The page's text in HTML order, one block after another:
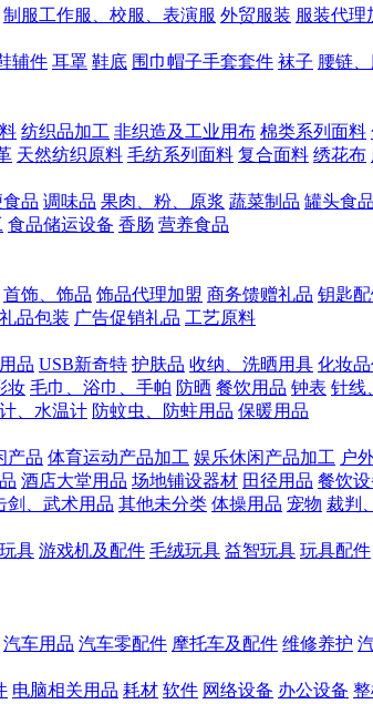
制服工作服、校服、表演服 外贸服装 服装代理
辅件 耳罩 鞋底 围巾帽子手套套件 袜子 腰链
纺织品加工 非织造及工业用布 棉类系列面料
天然纺织原料 毛纺系列面料 复合面料 绣花布
品 调味品 果肉、粉、原浆 蔬菜制品 罐头食品
食品储运设备 香肠 营养食品
首饰、饰品 饰品代理加盟 商务馈赠礼品 钥匙
品包装 广告促销礼品 工艺原料
品 USB新奇特 护肤品 收纳、洗晒用具 化妆
妆 毛巾、浴巾、手帕 防晒 餐饮用品 钟表 针线
、水温计 防蚊虫、防蛀用品 保暖用品
产品 体育运动产品加工 娱乐休闲产品加工 户
酒店大堂用品 场地铺设器材 田径用品 餐饮
剑、武术用品 其他未分类 体操用品 宠物 裁判
具 游戏机及配件 毛绒玩具 益智玩具 玩具配件
汽车用品 汽车零配件 摩托车及配件 维修养护
电脑相关用品 耗材 软件 网络设备 办公设备